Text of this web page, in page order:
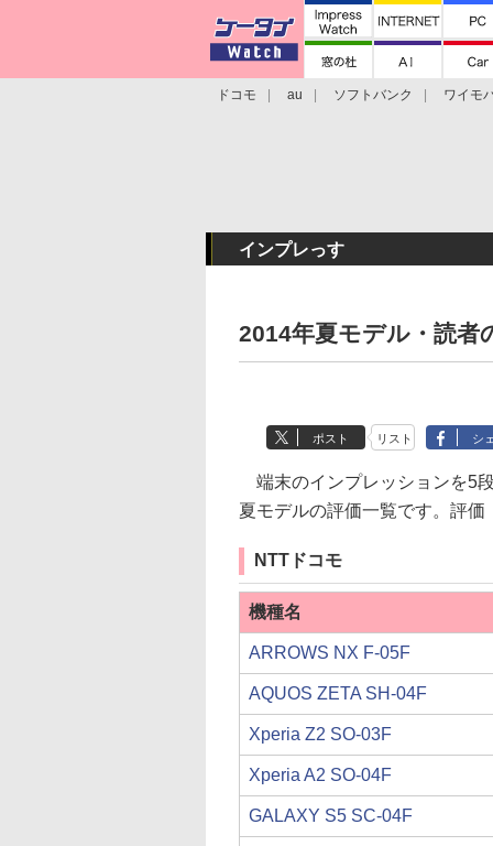
ドコモ au ソフトバンク
ワイモ
インプレっす
2014年夏モデル・読者
ポスト リスト シ
端末のインプレッションを5
夏モデルの評価一覧です。評
NTTドコモ
機種名
ARROWS NX F-05F
AQUOS ZETA SH-04F
Xperia Z2 SO-03F
Xperia A2 SO-04F
GALAXY S5 SC-04F